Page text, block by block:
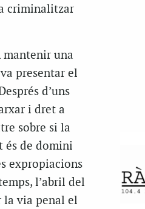
criminalitzar
mantenir una
presentar el
d’uns
i dret a
sobre si la
és de domini
expropiacions
l’abril del
la via penal el